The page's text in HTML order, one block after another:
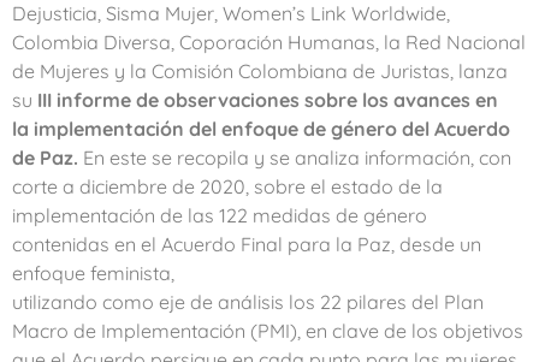
Dejusticia, Sisma Mujer, Women’s Link Worldwide,
Colombia Diversa, Coporación Humanas, la Red Nacional
de Mujeres y la Comisión Colombiana de Juristas, lanza
su III informe de observaciones sobre los avances en
la implementación del enfoque de género del Acuerdo
de Paz. En este se recopila y se analiza información, con
corte a diciembre de 2020, sobre el estado de la
implementación de las 122 medidas de género
contenidas en el Acuerdo Final para la Paz, desde un
enfoque feminista,
utilizando como eje de análisis los 22 pilares del Plan
Macro de Implementación (PMI), en clave de los objetivos